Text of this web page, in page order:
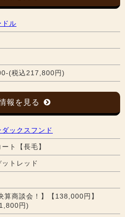
ドル
(税込217,800円)
報を見る
ックスフンド
ト【長毛】
トレッド
算商談会！】【138,000円】
円)